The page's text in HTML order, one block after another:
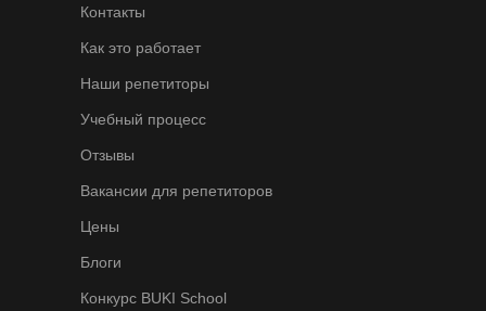
Контакты
Как это работает
Наши репетиторы
Учебный процесс
Отзывы
Вакансии для репетиторов
Цены
Блоги
Конкурс BUKI School